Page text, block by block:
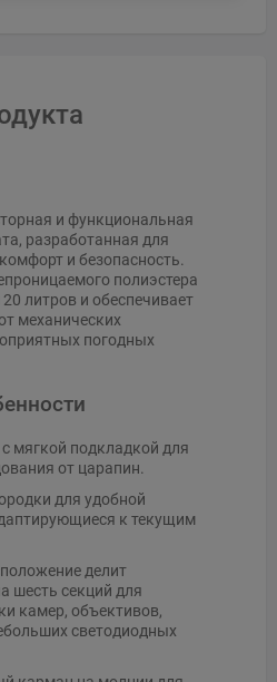
и функциональная
разработанная для
и безопасность.
полиэстера
литров и обеспечивает
механических
погодных
мягкой подкладкой для
от царапин.
для удобной
к текущим
делит
шесть секций для
камер, объективов,
светодиодных